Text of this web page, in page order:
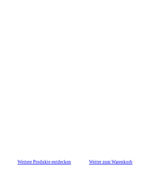
Weitere Produkte entdecken Weiter zum Warenkorb